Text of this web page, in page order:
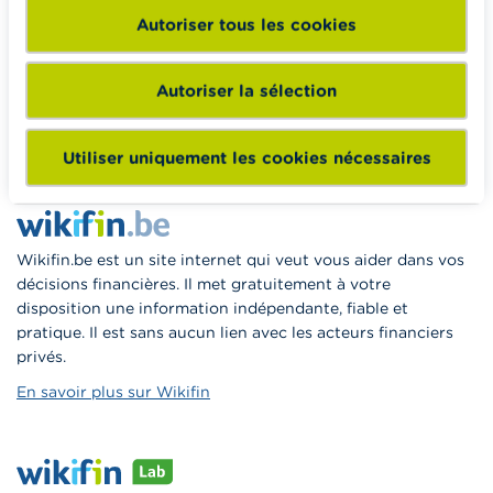
Autoriser tous les cookies
Autoriser la sélection
Utiliser uniquement les cookies nécessaires
Wikifin School met gratuitement à disposition des
enseignants du matériel pédagogique varié et des
formations pour les aider à faire de l’éducation financière et
Wikifin.be est un site internet qui veut vous aider dans vos
décisions financières. Il met gratuitement à votre
disposition une information indépendante, fiable et
pratique. Il est sans aucun lien avec les acteurs financiers
privés.
En savoir plus sur Wikifin